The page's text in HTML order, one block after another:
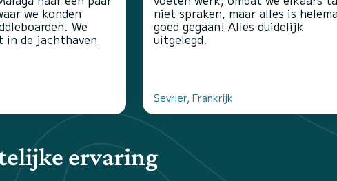
we konden
We
in de jachthaven
niet spraken, maar alles is
goed gegaan! Alles duidelijk
uitgelegd.
Sevrier, Frankrijk
ervaring